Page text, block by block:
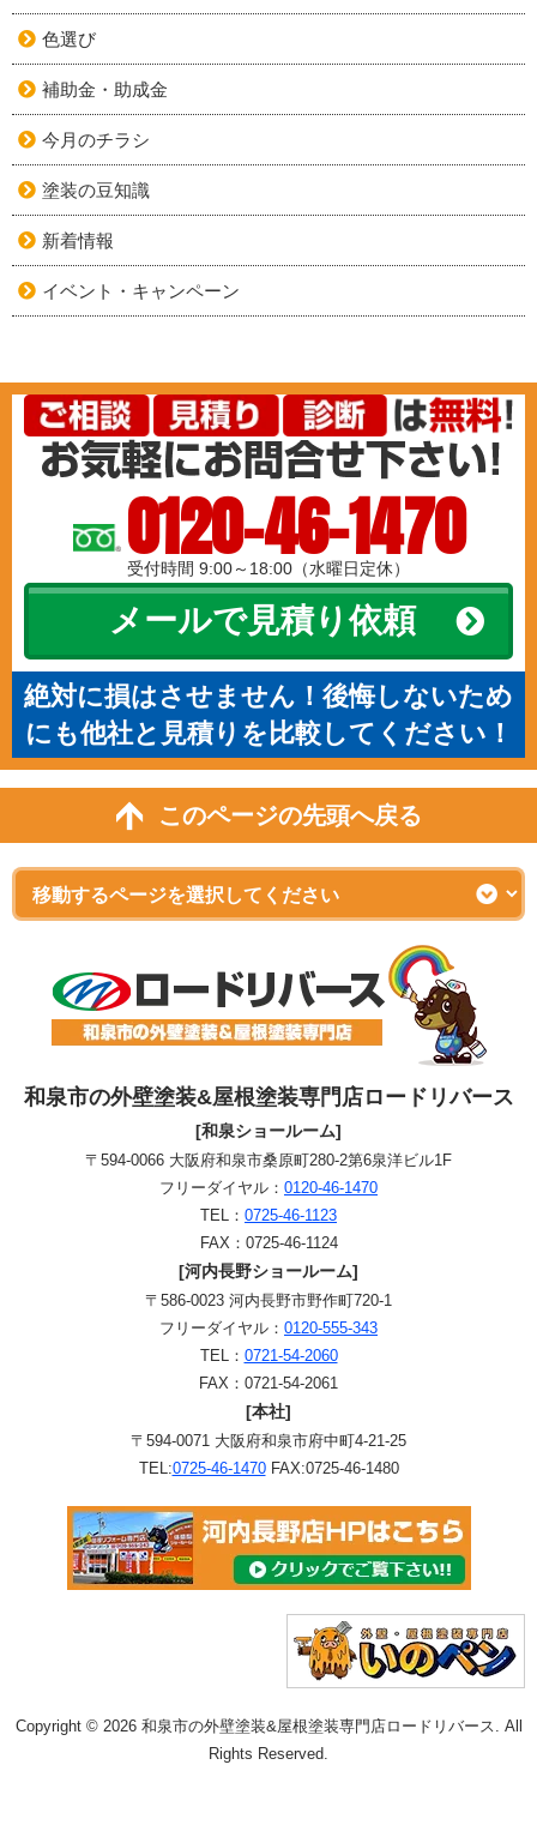
色選び
補助金・助成金
今月のチラシ
塗装の豆知識
新着情報
イベント・キャンペーン
0120-46-1470
受付時間 9:00～18:00（水曜日定休）
メールで見積り依頼
絶対に損はさせません！後悔しないため
にも他社と見積りを比較してください！
このページの先頭へ戻る
和泉市の外壁塗装&屋根塗装専門店ロードリバース
[和泉ショールーム]
〒594-0066 大阪府和泉市桑原町280-2第6泉洋ビル1F
フリーダイヤル： 0120-46-1470
TEL： 0725-46-1123
FAX：0725-46-1124
[河内長野ショールーム]
〒586-0023 河内長野市野作町720-1
フリーダイヤル： 0120-555-343
TEL： 0721-54-2060
FAX：0721-54-2061
[本社]
〒594-0071 大阪府和泉市府中町4-21-25
TEL:0725-46-1470FAX:0725-46-1480
Copyright © 2026 和泉市の外壁塗装&屋根塗装専門店ロードリバース. All
Rights Reserved.